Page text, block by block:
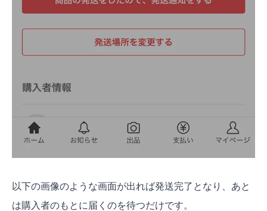
以下の画像のような画面が出れば発送完了となり、あと
は購入者のもとに届くのを待つだけです。